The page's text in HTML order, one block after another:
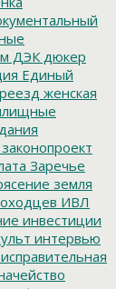
ДЭКдюкер
Единый
женская
законопроект
Заречье
земля
ИВЛ
инвестиции
интервью
исправительная